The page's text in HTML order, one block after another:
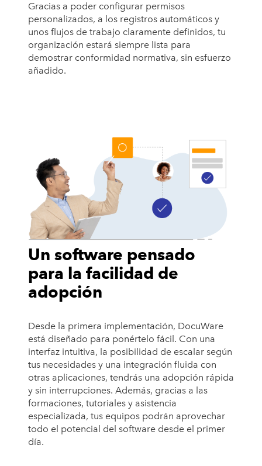
Gracias a poder configurar permisos
personalizados, a los registros automáticos y
unos flujos de trabajo claramente definidos, tu
organización estará siempre lista para
demostrar conformidad normativa, sin esfuerzo
añadido.
Un software pensado
para la facilidad de
adopción
Desde la primera implementación, DocuWare
está diseñado para ponértelo fácil. Con una
interfaz intuitiva, la posibilidad de escalar según
tus necesidades y una integración fluida con
otras aplicaciones, tendrás una adopción rápida
y sin interrupciones. Además, gracias a las
formaciones, tutoriales y asistencia
especializada, tus equipos podrán aprovechar
todo el potencial del software desde el primer
día.